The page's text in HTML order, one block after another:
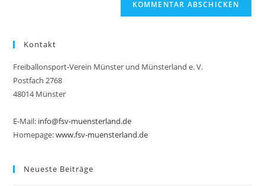
Kontakt
Freiballonsport-Verein Münster und Münsterland e. V.
Postfach 2768
48014 Münster
E-Mail: info@fsv-muensterland.de
Homepage:www.fsv-muensterland.de
Neueste Beiträge